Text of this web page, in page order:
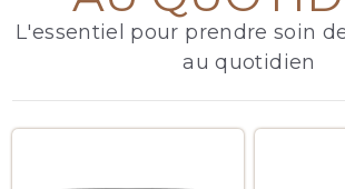
L'essentiel pour prendre soin
au quotidien